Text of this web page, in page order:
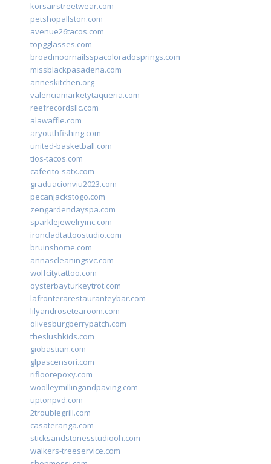
korsairstreetwear.com
petshopallston.com
avenue26tacos.com
topgglasses.com
broadmoornailsspacoloradosprings.com
missblackpasadena.com
anneskitchen.org
valenciamarketytaqueria.com
reefrecordsllc.com
alawaffle.com
aryouthfishing.com
united-basketball.com
tios-tacos.com
cafecito-satx.com
graduacionviu2023.com
pecanjackstogo.com
zengardendayspa.com
sparklejewelryinc.com
ironcladtattoostudio.com
bruinshome.com
annascleaningsvc.com
wolfcitytattoo.com
oysterbayturkeytrot.com
lafronterarestauranteybar.com
lilyandrosetearoom.com
olivesburgberrypatch.com
theslushkids.com
giobastian.com
glpascensori.com
rifloorepoxy.com
woolleymillingandpaving.com
uptonpvd.com
2troublegrill.com
casateranga.com
sticksandstonesstudiooh.com
walkers-treeservice.com